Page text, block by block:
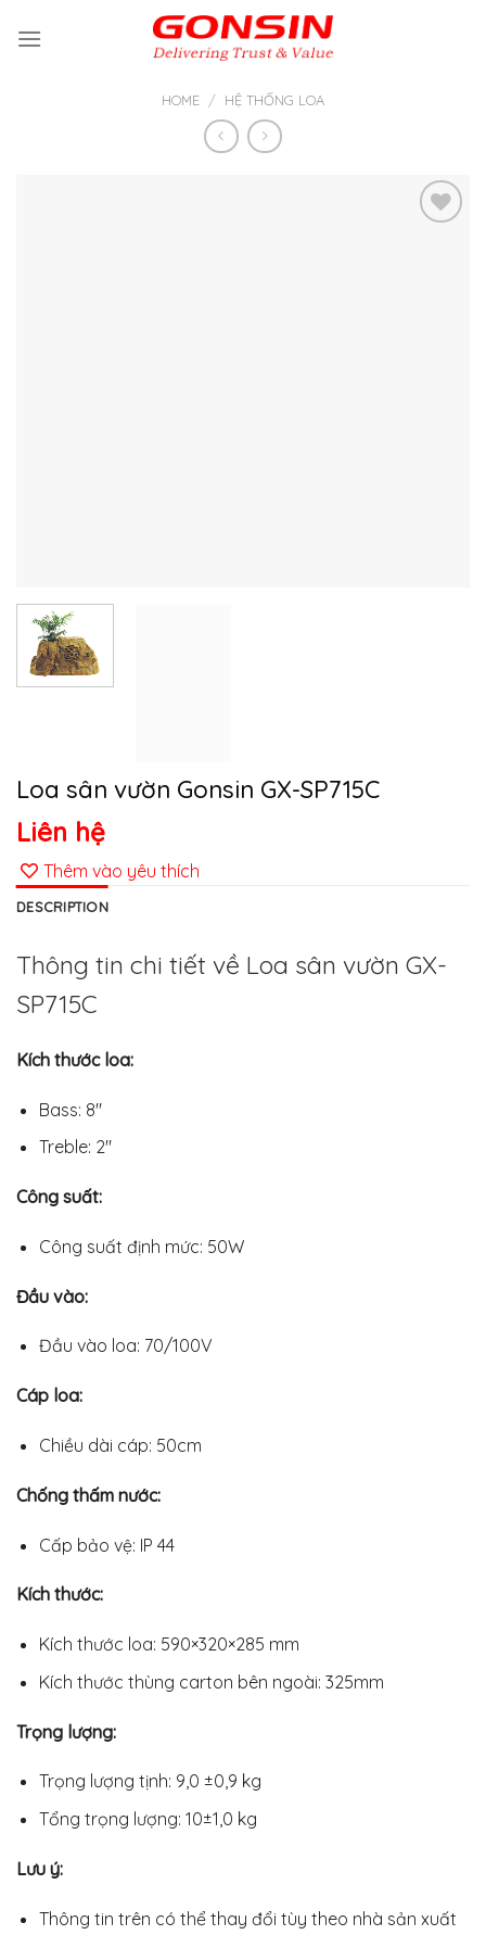
HOME / HỆ THỐNG LOA
Loa sân vườn Gonsin GX-SP715C
Liên hệ
Thêm vào yêu thích
DESCRIPTION
Thông tin chi tiết về Loa sân vườn GX-
SP715C
Kích thước loa:
Bass: 8″
Treble: 2″
Công suất:
Công suất định mức: 50W
Đầu vào:
Đầu vào loa: 70/100V
Cáp loa:
Chiều dài cáp: 50cm
Chống thấm nước:
Cấp bảo vệ: IP 44
Kích thước:
Kích thước loa: 590×320×285 mm
Kích thước thùng carton bên ngoài: 325mm
Trọng lượng:
Trọng lượng tịnh: 9,0 ±0,9 kg
Tổng trọng lượng: 10±1,0 kg
Lưu ý:
Thông tin trên có thể thay đổi tùy theo nhà sản xuất